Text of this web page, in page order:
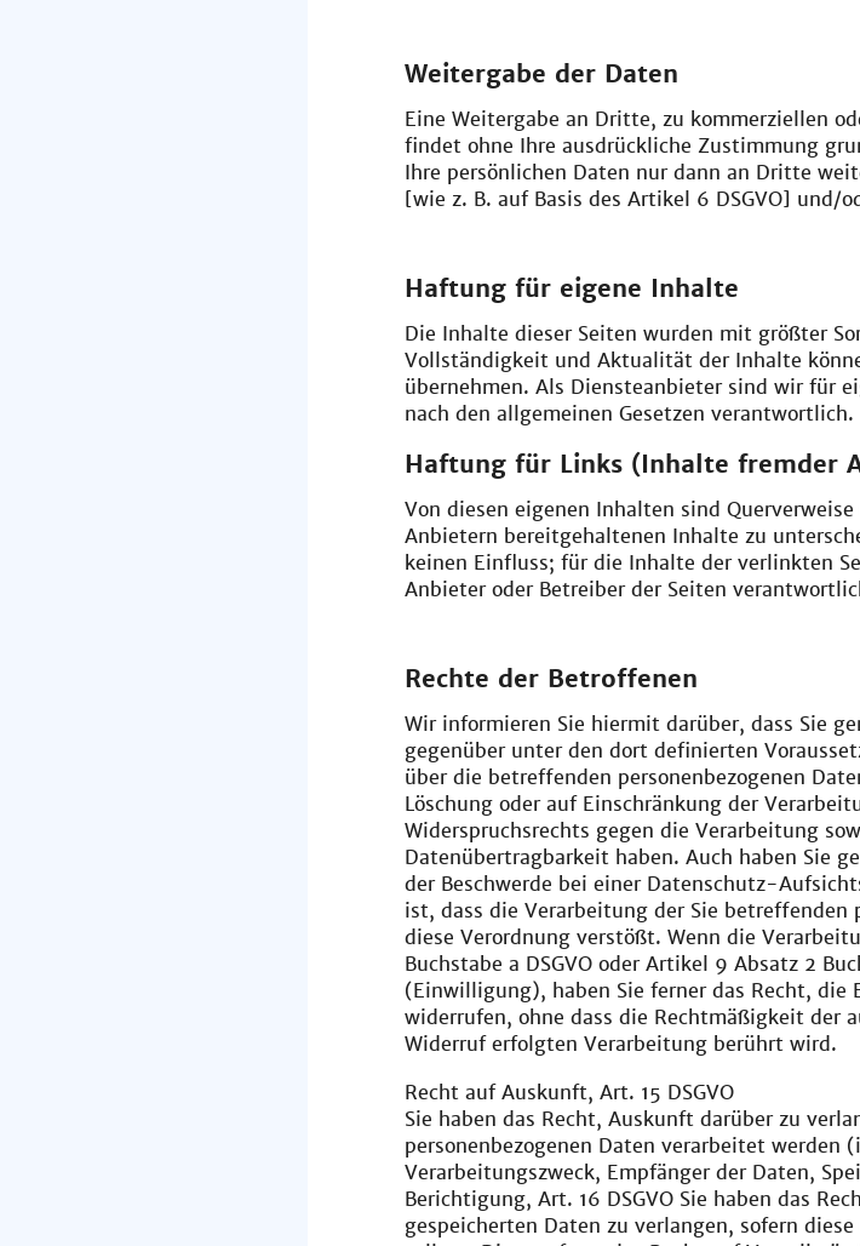
Weitergabe der Daten
Eine Weitergabe an Dritte, zu kommerziellen
findet ohne Ihre ausdrückliche Zustimmung
Ihre persönlichen Daten nur dann an Dritte
[wie z. B. auf Basis des Artikel 6 DSGVO] und/
Haftung für eigene Inhalte
Die Inhalte dieser Seiten wurden mit größter
Vollständigkeit und Aktualität der Inhalte
übernehmen. Als Diensteanbieter sind wir für
nach den allgemeinen Gesetzen verantwortlich.
Haftung für Links (Inhalte fremder
Von diesen eigenen Inhalten sind
Anbietern bereitgehaltenen Inhalte zu
keinen Einfluss; für die Inhalte der verlinkten
Anbieter oder Betreiber der Seiten
Rechte der Betroffenen
Wir informieren Sie hiermit darüber, dass Sie
gegenüber unter den dort definierten
über die betreffenden personenbezogenen
Löschung oder auf Einschränkung der
Widerspruchsrechts gegen die Verarbeitung
Datenübertragbarkeit haben. Auch haben Sie
der Beschwerde bei einer Datenschutz-
ist, dass die Verarbeitung der Sie betreffenden
diese Verordnung verstößt. Wenn die
Buchstabe a DSGVO oder Artikel 9 Absatz 2
(Einwilligung), haben Sie ferner das Recht, die
widerrufen, ohne dass die Rechtmäßigkeit der
Widerruf erfolgten Verarbeitung berührt wird.
Recht auf Auskunft, Art. 15 DSGVO
Sie haben das Recht, Auskunft darüber zu
personenbezogenen Daten verarbeitet werden
Verarbeitungszweck, Empfänger der Daten,
Berichtigung, Art. 16 DSGVO Sie haben das
gespeicherten Daten zu verlangen, sofern